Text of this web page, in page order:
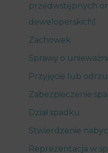
przedwstępnych
deweloperskich)
Zachowek
Sprawy o
Przyjęcie lub
Zabezpieczenie
Dział spadku
Stwierdzenie
Reprezentacja w